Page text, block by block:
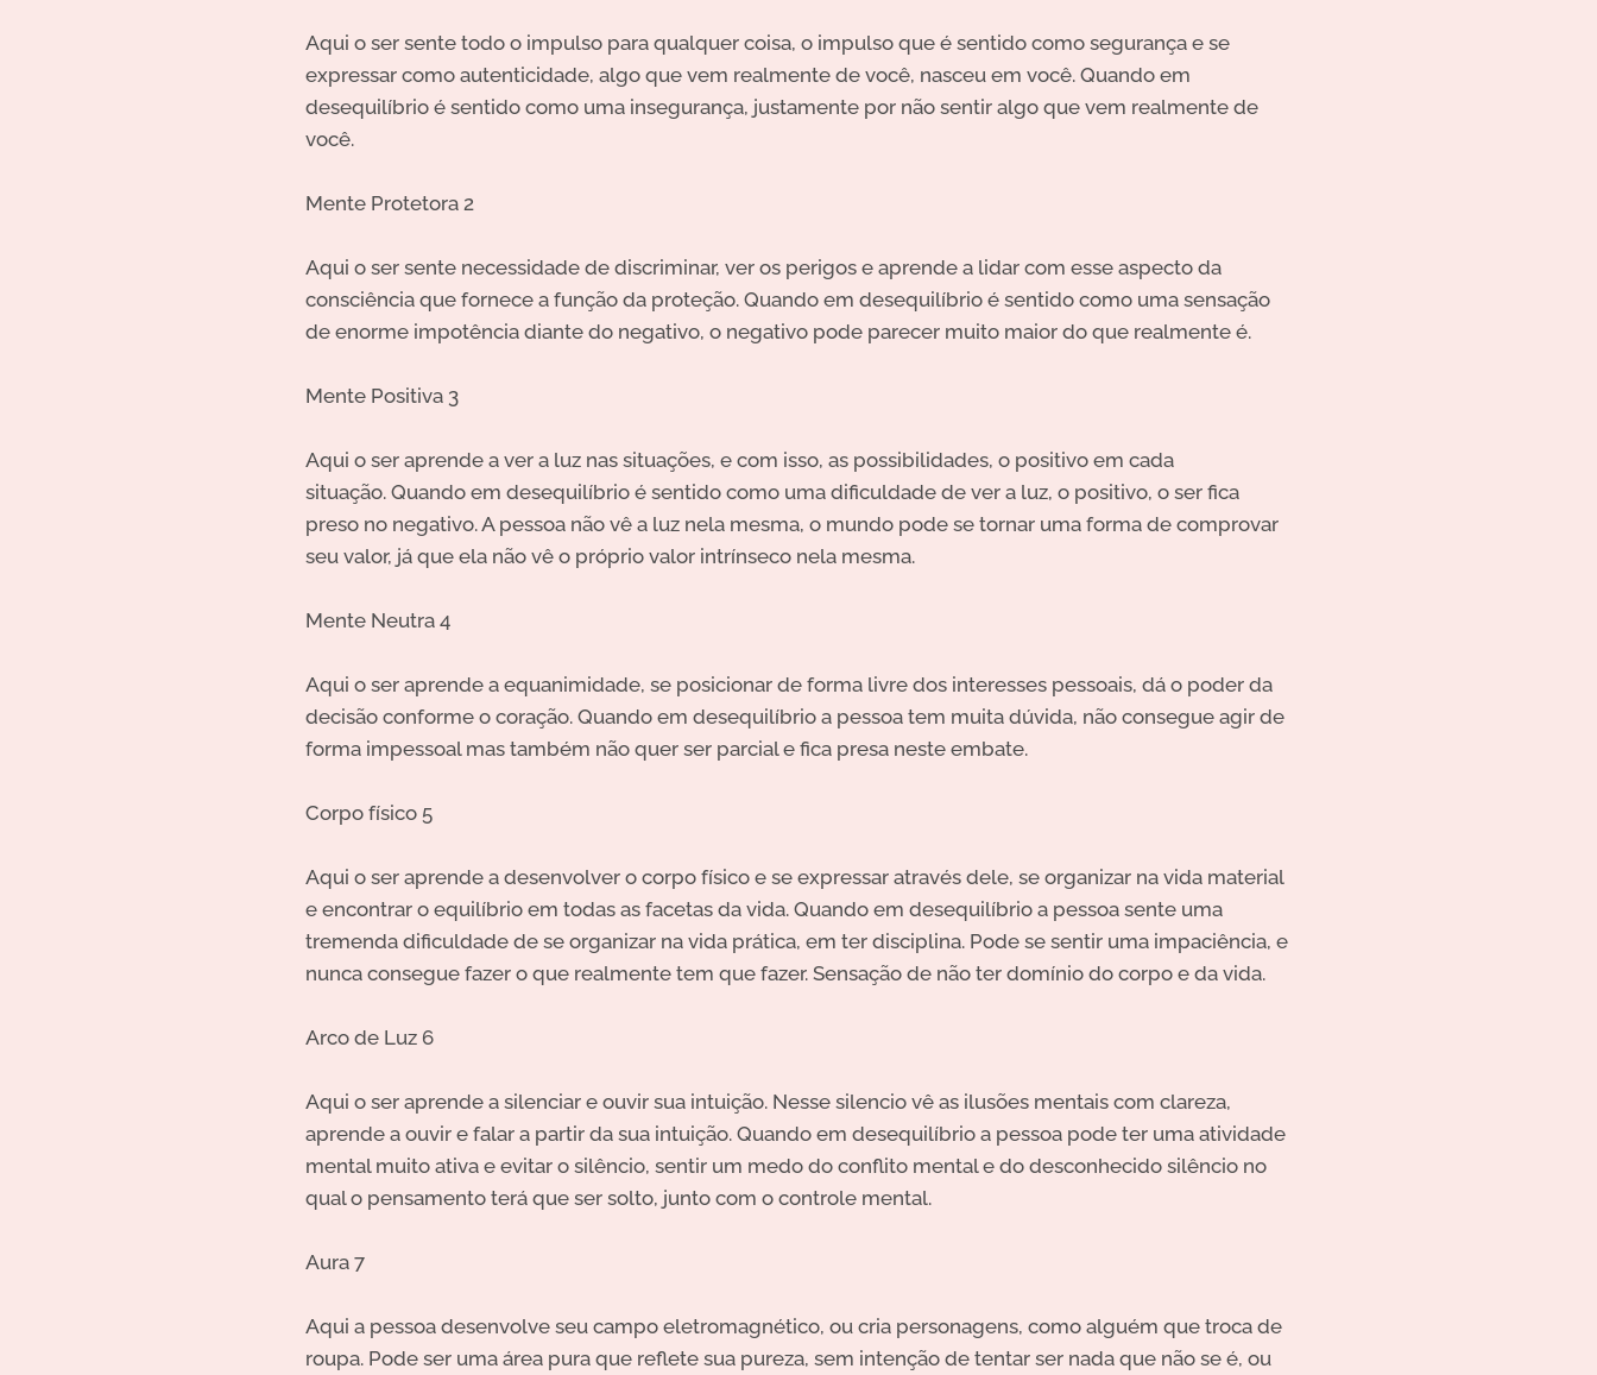
Aqui o ser sente todo o impulso para qualquer coisa, o impulso que é sentido como segurança e se
expressar como autenticidade, algo que vem realmente de você, nasceu em você. Quando em
desequilíbrio é sentido como uma insegurança, justamente por não sentir algo que vem realmente de
você.
Mente Protetora 2
Aqui o ser sente necessidade de discriminar, ver os perigos e aprende a lidar com esse aspecto da
consciência que fornece a função da proteção. Quando em desequilíbrio é sentido como uma sensação
de enorme impotência diante do negativo, o negativo pode parecer muito maior do que realmente é.
Mente Positiva 3
Aqui o ser aprende a ver a luz nas situações, e com isso, as possibilidades, o positivo em cada
situação. Quando em desequilíbrio é sentido como uma dificuldade de ver a luz, o positivo, o ser fica
preso no negativo. A pessoa não vê a luz nela mesma, o mundo pode se tornar uma forma de comprovar
seu valor, já que ela não vê o próprio valor intrínseco nela mesma.
Mente Neutra 4
Aqui o ser aprende a equanimidade, se posicionar de forma livre dos interesses pessoais, dá o poder da
decisão conforme o coração. Quando em desequilíbrio a pessoa tem muita dúvida, não consegue agir de
forma impessoal mas também não quer ser parcial e fica presa neste embate.
Corpo físico 5
Aqui o ser aprende a desenvolver o corpo físico e se expressar através dele, se organizar na vida material
e encontrar o equilíbrio em todas as facetas da vida. Quando em desequilíbrio a pessoa sente uma
tremenda dificuldade de se organizar na vida prática, em ter disciplina. Pode se sentir uma impaciência, e
nunca consegue fazer o que realmente tem que fazer. Sensação de não ter domínio do corpo e da vida.
Arco de Luz 6
Aqui o ser aprende a silenciar e ouvir sua intuição. Nesse silencio vê as ilusões mentais com clareza,
aprende a ouvir e falar a partir da sua intuição. Quando em desequilíbrio a pessoa pode ter uma atividade
mental muito ativa e evitar o silêncio, sentir um medo do conflito mental e do desconhecido silêncio no
qual o pensamento terá que ser solto, junto com o controle mental.
Aura 7
Aqui a pessoa desenvolve seu campo eletromagnético, ou cria personagens, como alguém que troca de
roupa. Pode ser uma área pura que reflete sua pureza, sem intenção de tentar ser nada que não se é, ou